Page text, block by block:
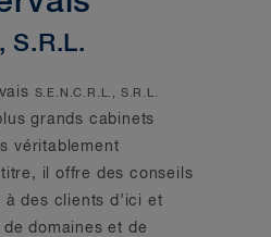
S.R.L.
S.E.N.C.R.L., S.R.L.
grands cabinets
véritablement
il offre des conseils
des clients d’ici et
domaines et de